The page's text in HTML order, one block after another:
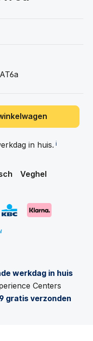
in huis. ℹ️
Veghel
werkdag in huis
Centers
gratis verzonden